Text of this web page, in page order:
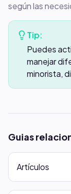
según las
Tip:
Puedes
manejar
minorista,
Guias
Artículos